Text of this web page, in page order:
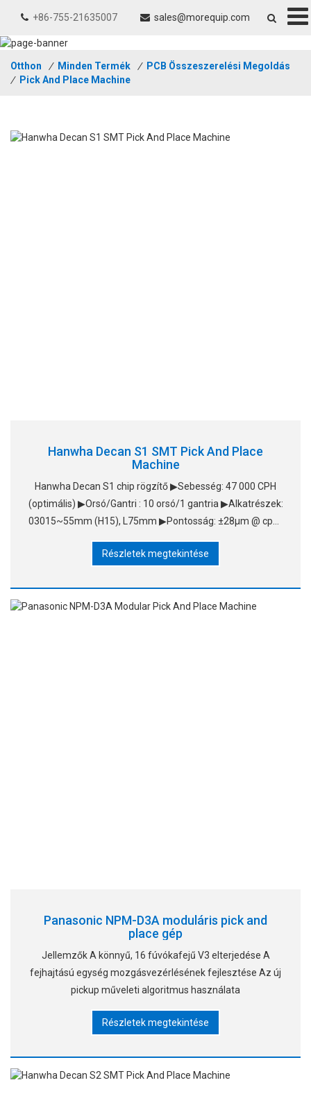
+86-755-21635007 sales@morequip.com
Otthon / Minden Termék /
PCB Összeszerelési Megoldás
/
Pick And Place Machine
Hanwha Decan S1 SMT Pick And Place
Machine
Hanwha Decan S1 chip rögzítő ▶Sebesség: 47 000 CPH
(optimális) ▶Orsó/Gantri : 10 orsó/1 gantria ▶Alkatrészek:
03015~55mm (H15), L75mm ▶Pontosság: ±28μm @ cpk≥
Részletek megtekintése
Panasonic NPM-D3A moduláris pick and
place gép
Jellemzők A könnyű, 16 fúvókafejű V3 elterjedése A
fejhajtású egység mozgásvezérlésének fejlesztése Az új
pickup műveleti algoritmus használata
Részletek megtekintése